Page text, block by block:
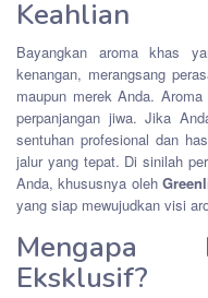
Keahlian
Bayangkan aroma khas
kenangan, merangsang
maupun merek Anda.
perpanjangan jiwa. Jika
sentuhan profesional dan
jalur yang tepat. Di sinilah
Anda, khususnya oleh
yang siap mewujudkan visi
Mengapa
Eksklusif?